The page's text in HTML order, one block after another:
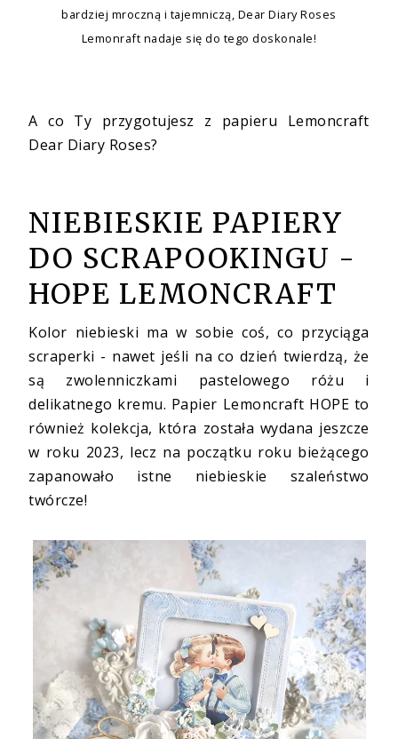
bardziej mroczną i tajemniczą, Dear Diary Roses
Lemonraft nadaje się do tego doskonale!
A co Ty przygotujesz z papieru Lemoncraft
Dear Diary Roses?
NIEBIESKIE PAPIERY
DO SCRAPOOKINGU -
HOPE LEMONCRAFT
Kolor niebieski ma w sobie coś, co przyciąga
scraperki - nawet jeśli na co dzień twierdzą, że
są zwolenniczkami pastelowego różu i
delikatnego kremu. Papier Lemoncraft HOPE to
również kolekcja, która została wydana jeszcze
w roku 2023, lecz na początku roku bieżącego
zapanowało istne niebieskie szaleństwo
twórcze!